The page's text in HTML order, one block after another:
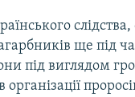
ще під
під виглядом
організації